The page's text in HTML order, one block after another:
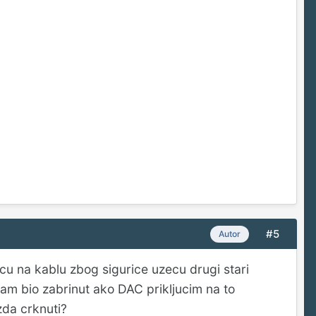
Autor #5
na kablu zbog sigurice uzecu drugi stari
bio zabrinut ako DAC prikljucim na to
crknuti?